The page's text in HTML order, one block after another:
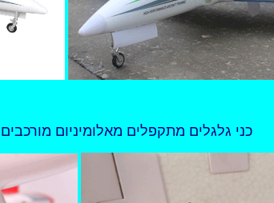
כני גלגלים מתקפלים מאלומיניום